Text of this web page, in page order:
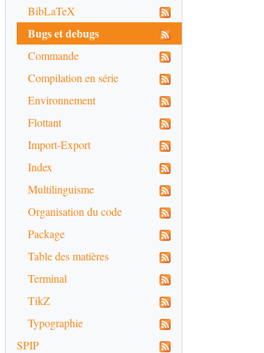
BibLaTeX
Bugs et debugs
Commande
Compilation en série
Environnement
Flottant
Import-Export
Index
Multilinguisme
Organisation du code
Package
Table des matières
Terminal
TikZ
Typographie
SPIP